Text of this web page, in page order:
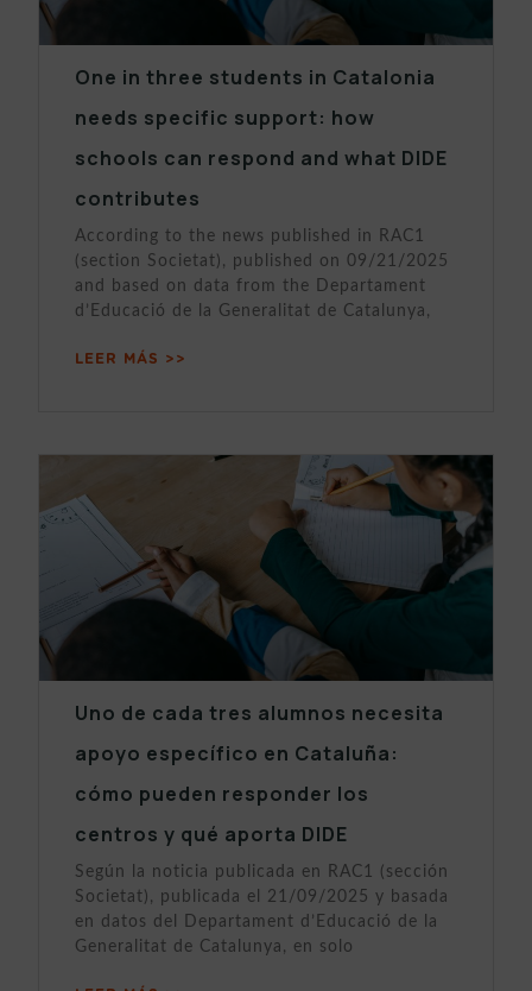
One in three students in Catalonia
needs specific support: how
schools can respond and what DIDE
contributes
According to the news published in RAC1
(section Societat), published on 09/21/2025
and based on data from the Departament
d’Educació de la Generalitat de Catalunya,
LEER MÁS >>
Uno de cada tres alumnos necesita
apoyo específico en Cataluña:
cómo pueden responder los
centros y qué aporta DIDE
Según la noticia publicada en RAC1 (sección
Societat), publicada el 21/09/2025 y basada
en datos del Departament d’Educació de la
Generalitat de Catalunya, en solo